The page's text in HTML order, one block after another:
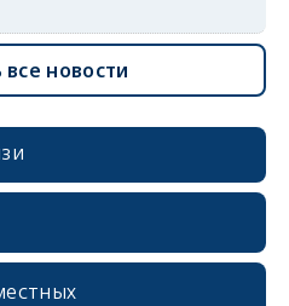
новости